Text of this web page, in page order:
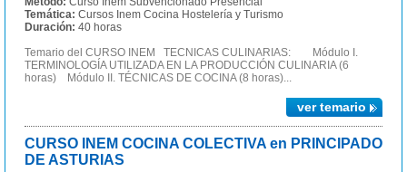
Temática: Cursos Inem Cocina Hostelería y Turismo
Duración: 40 horas
Temario del CURSO INEM TECNICAS CULINARIAS: Módulo I.
TERMINOLOGÍA UTILIZADA EN LA PRODUCCIÓN CULINARIA (6
horas) Módulo II. TÉCNICAS DE COCINA (8 horas)...
ver temario
CURSO INEM COCINA COLECTIVA en PRINCIPADO
DE ASTURIAS